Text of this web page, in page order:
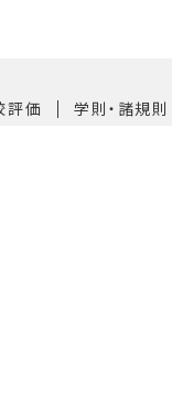
評価 ｜ 学則・諸規則